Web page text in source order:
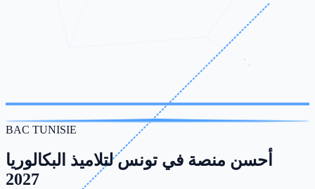
BAC TUNISIE
أحسن منصة في تونس لتلاميذ البكالوريا
2027